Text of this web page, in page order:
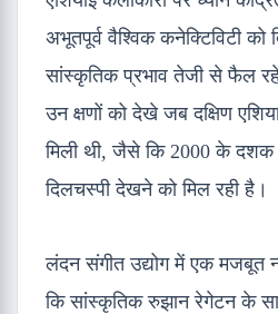
अभूतपूर्व वैश्विक कनेक्टिविटी
सांस्कृतिक प्रभाव तेजी से फैल
उन क्षणों को देखे जब दक्षिण
मिली थी, जैसे कि 2000 के
दिलचस्पी देखने को मिल रही है।
लंदन संगीत उद्योग में एक मजबूत
कि सांस्कृतिक रुझान रेगेटन के